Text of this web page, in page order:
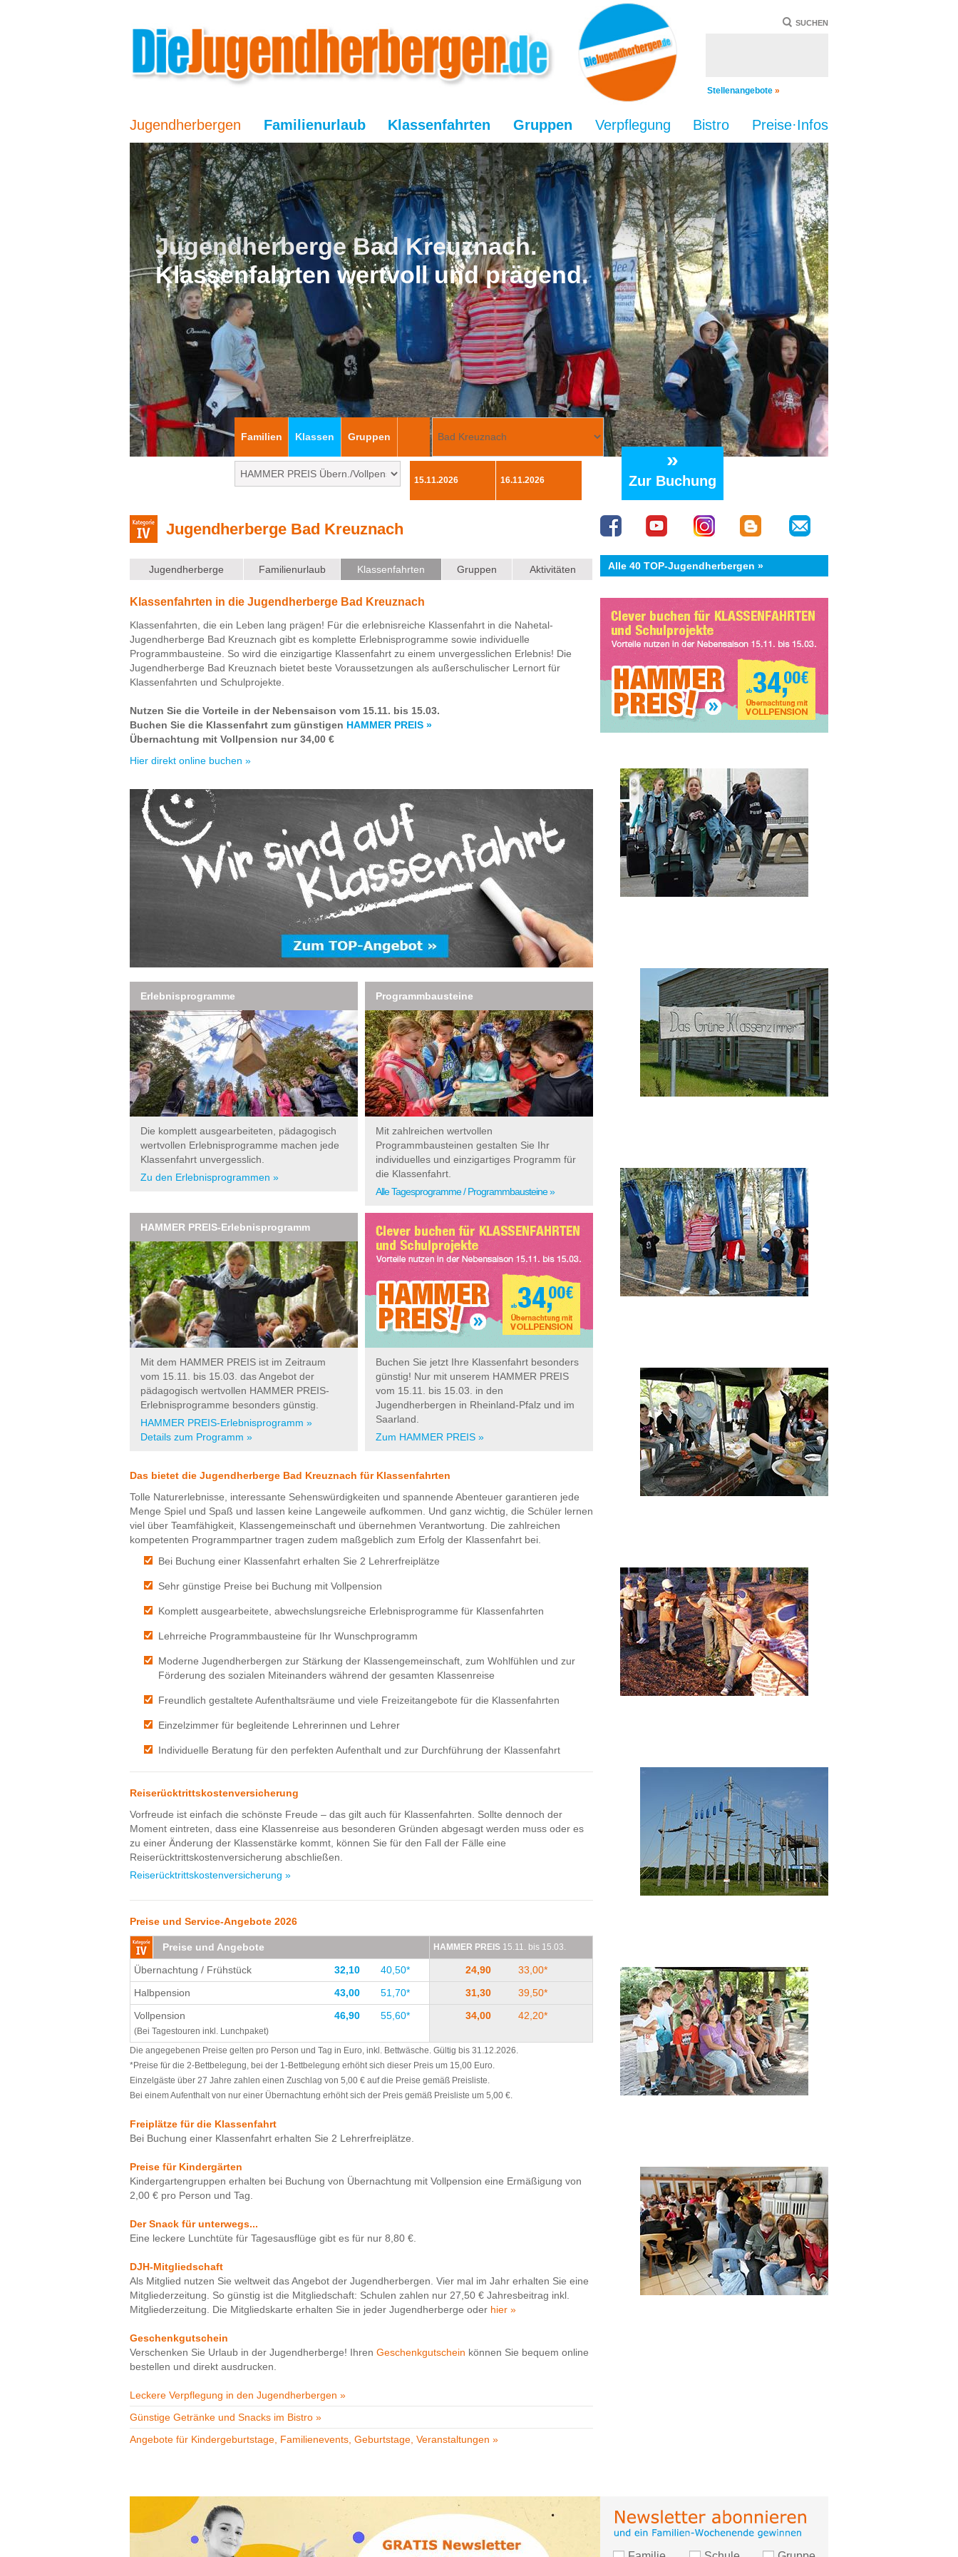
SUCHEN
Stellenangebote »
Jugendherbergen Familienurlaub Klassenfahrten Gruppen Verpflegung Bistro Preise·Infos
Jugendherberge Bad Kreuznach.
Klassenfahrten wertvoll und prägend.
Familien Klassen Gruppen
»
Zur Buchung
Alle 40 TOP-Jugendherbergen »
Jugendherberge Bad Kreuznach
Jugendherberge Familienurlaub Klassenfahrten Gruppen Aktivitäten
Klassenfahrten in die Jugendherberge Bad Kreuznach
Klassenfahrten, die ein Leben lang prägen! Für die erlebnisreiche Klassenfahrt in die Nahetal-
Jugendherberge Bad Kreuznach gibt es komplette Erlebnisprogramme sowie individuelle
Programmbausteine. So wird die einzigartige Klassenfahrt zu einem unvergesslichen Erlebnis! Die
Jugendherberge Bad Kreuznach bietet beste Voraussetzungen als außerschulischer Lernort für
Klassenfahrten und Schulprojekte.
Nutzen Sie die Vorteile in der Nebensaison vom 15.11. bis 15.03.
Buchen Sie die Klassenfahrt zum günstigen HAMMER PREIS »
Übernachtung mit Vollpension nur 34,00 €
Hier direkt online buchen »
Erlebnisprogramme
Die komplett ausgearbeiteten, pädagogisch
wertvollen Erlebnisprogramme machen jede
Klassenfahrt unvergesslich.
Zu den Erlebnisprogrammen »
Programmbausteine
Mit zahlreichen wertvollen
Programmbausteinen gestalten Sie Ihr
individuelles und einzigartiges Programm für
die Klassenfahrt.
Alle Tagesprogramme / Programmbausteine »
HAMMER PREIS-Erlebnisprogramm
Mit dem HAMMER PREIS ist im Zeitraum
vom 15.11. bis 15.03. das Angebot der
pädagogisch wertvollen HAMMER PREIS-
Erlebnisprogramme besonders günstig.
HAMMER PREIS-Erlebnisprogramm »
Details zum Programm »
Buchen Sie jetzt Ihre Klassenfahrt besonders
günstig! Nur mit unserem HAMMER PREIS
vom 15.11. bis 15.03. in den
Jugendherbergen in Rheinland-Pfalz und im
Saarland.
Zum HAMMER PREIS »
Das bietet die Jugendherberge Bad Kreuznach für Klassenfahrten
Tolle Naturerlebnisse, interessante Sehenswürdigkeiten und spannende Abenteuer garantieren jede
Menge Spiel und Spaß und lassen keine Langeweile aufkommen. Und ganz wichtig, die Schüler lernen
viel über Teamfähigkeit, Klassengemeinschaft und übernehmen Verantwortung. Die zahlreichen
kompetenten Programmpartner tragen zudem maßgeblich zum Erfolg der Klassenfahrt bei.
Bei Buchung einer Klassenfahrt erhalten Sie 2 Lehrerfreiplätze
Sehr günstige Preise bei Buchung mit Vollpension
Komplett ausgearbeitete, abwechslungsreiche Erlebnisprogramme für Klassenfahrten
Lehrreiche Programmbausteine für Ihr Wunschprogramm
Moderne Jugendherbergen zur Stärkung der Klassengemeinschaft, zum Wohlfühlen und zur
Förderung des sozialen Miteinanders während der gesamten Klassenreise
Freundlich gestaltete Aufenthaltsräume und viele Freizeitangebote für die Klassenfahrten
Einzelzimmer für begleitende Lehrerinnen und Lehrer
Individuelle Beratung für den perfekten Aufenthalt und zur Durchführung der Klassenfahrt
Reiserücktrittskostenversicherung
Vorfreude ist einfach die schönste Freude – das gilt auch für Klassenfahrten. Sollte dennoch der
Moment eintreten, dass eine Klassenreise aus besonderen Gründen abgesagt werden muss oder es
zu einer Änderung der Klassenstärke kommt, können Sie für den Fall der Fälle eine
Reiserücktrittskostenversicherung abschließen.
Reiserücktrittskostenversicherung »
Preise und Service-Angebote 2026
Preise und Angebote
Übernachtung / Frühstück
32,10
40,50*
Halbpension
43,00
51,70*
Vollpension
(Bei Tagestouren inkl. Lunchpaket)
46,90 55,60*
HAMMER PREIS 15.11. bis 15.03.
24,90
33,00*
31,30
39,50*
34,00
42,20*
Die angegebenen Preise gelten pro Person und Tag in Euro, inkl. Bettwäsche. Gültig bis 31.12.2026.
*Preise für die 2-Bettbelegung, bei der 1-Bettbelegung erhöht sich dieser Preis um 15,00 Euro.
Einzelgäste über 27 Jahre zahlen einen Zuschlag von 5,00 € auf die Preise gemäß Preisliste.
Bei einem Aufenthalt von nur einer Übernachtung erhöht sich der Preis gemäß Preisliste um 5,00 €.
Freiplätze für die Klassenfahrt
Bei Buchung einer Klassenfahrt erhalten Sie 2 Lehrerfreiplätze.
Preise für Kindergärten
Kindergartengruppen erhalten bei Buchung von Übernachtung mit Vollpension eine Ermäßigung von
2,00 € pro Person und Tag.
Der Snack für unterwegs...
Eine leckere Lunchtüte für Tagesausflüge gibt es für nur 8,80 €.
DJH-Mitgliedschaft
Als Mitglied nutzen Sie weltweit das Angebot der Jugendherbergen. Vier mal im Jahr erhalten Sie eine
Mitgliederzeitung. So günstig ist die Mitgliedschaft: Schulen zahlen nur 27,50 € Jahresbeitrag inkl.
Mitgliederzeitung. Die Mitgliedskarte erhalten Sie in jeder Jugendherberge oder hier »
Geschenkgutschein
Verschenken Sie Urlaub in der Jugendherberge! Ihren Geschenkgutschein können Sie bequem online
bestellen und direkt ausdrucken.
Leckere Verpflegung in den Jugendherbergen »
Günstige Getränke und Snacks im Bistro »
Angebote für Kindergeburtstage, Familienevents, Geburtstage, Veranstaltungen »